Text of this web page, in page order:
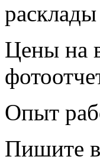
Цены на
Опыт
Пишите